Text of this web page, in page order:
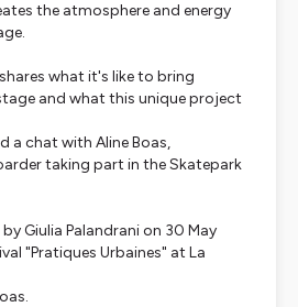
the atmosphere and energy
what it's like to bring
and what this unique project
a chat with Aline Boas,
taking part in the Skatepark
Giulia Palandrani on 30 May
"Pratiques Urbaines" at La